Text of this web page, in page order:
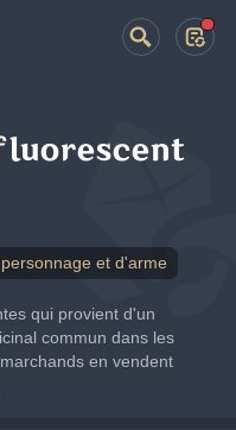
et d'arme
qui provient d'un
commun dans les
en vendent